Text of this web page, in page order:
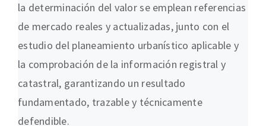
la determinación del valor se emplean referencias
de mercado reales y actualizadas, junto con el
estudio del planeamiento urbanístico aplicable y
la comprobación de la información registral y
catastral, garantizando un resultado
fundamentado, trazable y técnicamente
defendible.